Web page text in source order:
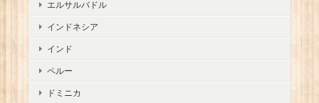
エルサルバドル
インドネシア
インド
ペルー
ドミニカ